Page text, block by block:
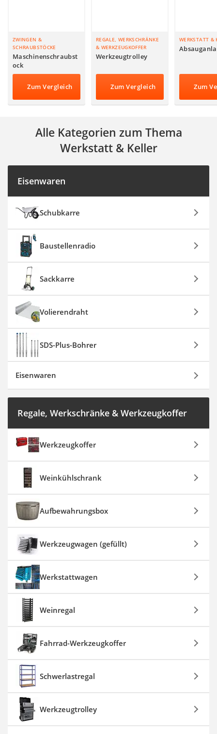
Absauganlage
ZWINGEN &
SCHRAUBSTÖCKE
Maschinenschraubst
ock
Zum Vergleich
REGALE, WERKSCHRÄNKE
& WERKZEUGKOFFER
Werkzeugtrolley
Zum Vergleich
WERKSTATT &
Zum
Alle Kategorien zum Thema
Werkstatt & Keller
Eisenwaren
Schubkarre
Baustellenradio
Sackkarre
Volierendraht
SDS-Plus-Bohrer
Eisenwaren
Regale, Werkschränke & Werkzeugkoffer
Werkzeugkoffer
Weinkühlschrank
Aufbewahrungsbox
Werkzeugwagen (gefüllt)
Werkstattwagen
Weinregal
Fahrrad-Werkzeugkoffer
Schwerlastregal
Werkzeugtrolley